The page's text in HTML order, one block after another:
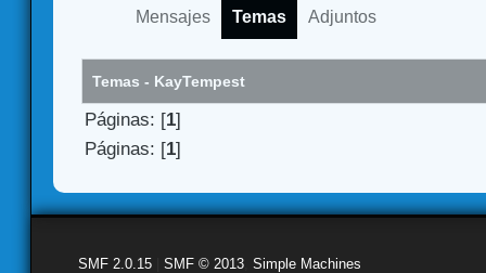
Mensajes Temas Adjuntos
Temas - KayTempest
Páginas: [1]
Páginas: [1]
SMF 2.0.15 SMF © 2013 Simple Machines